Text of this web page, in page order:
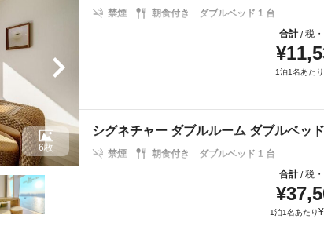
6枚
禁煙 朝食付き
ダブルベッド 1 台
合計/税
¥
1泊1名あたり
シグネチャー ダブルルーム ダブルベッ
禁煙 朝食付き
ダブルベッド 1 台
合計/税
¥
1泊1名あたり¥